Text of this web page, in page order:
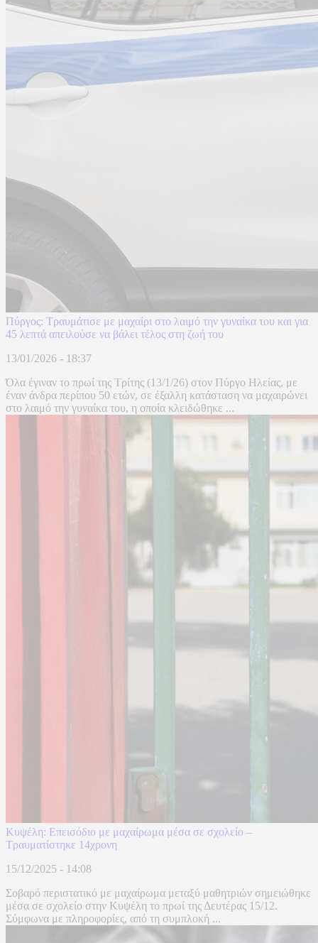
Πύργος: Τραυμάτισε με μαχαίρι στο λαιμό την γυναίκα του και για
45 λεπτά απειλούσε να βάλει τέλος στη ζωή του
13/01/2026 - 18:37
Όλα έγιναν το πρωί της Τρίτης (13/1/26) στον Πύργο Ηλείας, με
έναν άνδρα περίπου 50 ετών, σε έξαλλη κατάσταση να μαχαιρώνει
στο λαιμό την γυναίκα του, η οποία κλειδώθηκε ...
Κυψέλη: Επεισόδιο με μαχαίρωμα μέσα σε σχολείο –
Τραυματίστηκε 14χρονη
15/12/2025 - 14:08
Σοβαρό περιστατικό με μαχαίρωμα μεταξύ μαθητριών σημειώθηκε
μέσα σε σχολείο στην Κυψέλη το πρωί της Δευτέρας 15/12.
Σύμφωνα με πληροφορίες, από τη συμπλοκή ...